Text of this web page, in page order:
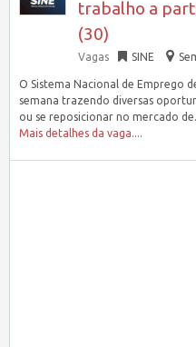
trabalho a
(30)
Vagas SINE
O Sistema Nacional de Emprego
semana trazendo diversas
ou se reposicionar no mercado
Mais detalhes da vaga....